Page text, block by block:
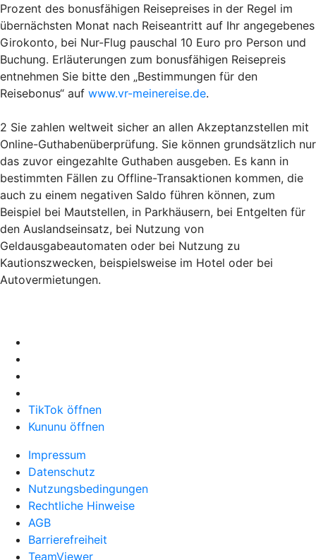
Prozent des bonusfähigen Reisepreises in der Regel im
übernächsten Monat nach Reiseantritt auf Ihr angegebenes
Girokonto, bei Nur-Flug pauschal 10 Euro pro Person und
Buchung. Erläuterungen zum bonusfähigen Reisepreis
entnehmen Sie bitte den „Bestimmungen für den
Reisebonus“ auf www.vr-meinereise.de.
2 Sie zahlen weltweit sicher an allen Akzeptanzstellen mit
Online-Guthabenüberprüfung. Sie können grundsätzlich nur
das zuvor eingezahlte Guthaben ausgeben. Es kann in
bestimmten Fällen zu Offline-Transaktionen kommen, die
auch zu einem negativen Saldo führen können, zum
Beispiel bei Mautstellen, in Parkhäusern, bei Entgelten für
den Auslandseinsatz, bei Nutzung von
Geldausgabeautomaten oder bei Nutzung zu
Kautionszwecken, beispielsweise im Hotel oder bei
Autovermietungen.
TikTok öffnen
Kununu öffnen
Impressum
Datenschutz
Nutzungsbedingungen
Rechtliche Hinweise
AGB
Barrierefreiheit
TeamViewer